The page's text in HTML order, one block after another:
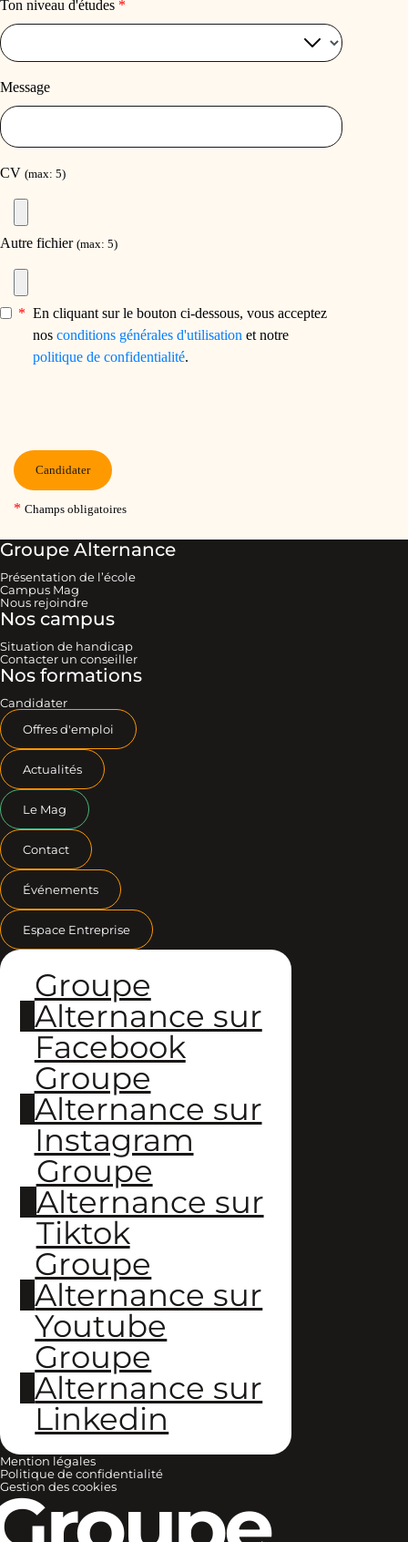
Groupe Alternance
Présentation de l’école
Campus Mag
Nous rejoindre
Nos campus
Situation de handicap
Contacter un conseiller
Nos formations
Candidater
Offres d'emploi
Actualités
Le Mag
Contact
Événements
Espace Entreprise
Groupe
Alternance sur
Facebook
Groupe
Alternance sur
Instagram
Groupe
Alternance sur
Tiktok
Groupe
Alternance sur
Youtube
Groupe
Alternance sur
Linkedin
Mention légales
Politique de confidentialité
Gestion des cookies